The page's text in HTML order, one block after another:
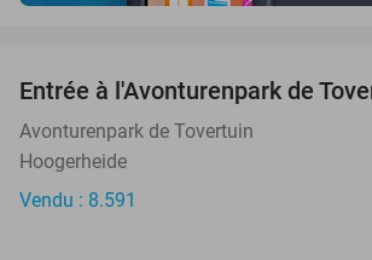
Entrée à l'Avonturenpark de
Avonturenpark de Tovertuin
Hoogerheide
Vendu : 8.591